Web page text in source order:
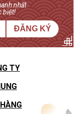
nhất
biệt!
ĐĂNG KÝ
TY